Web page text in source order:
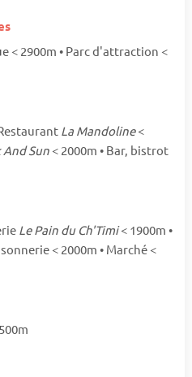
< 2900m • Parc d'attraction <
La Mandoline<
And Sun < 2000m • Bar, bistrot
Le Pain du Ch'Timi< 1900m •
< 2000m • Marché <